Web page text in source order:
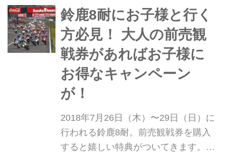
介します。
鈴鹿8耐にお子様と行く
方必見！ 大人の前売観
戦券があればお子様に
お得なキャンペーン
が！
2018年7月26日（木）〜29日（日）に
行われる鈴鹿8耐。前売観戦券を購入
すると嬉しい特典がついてきます。気